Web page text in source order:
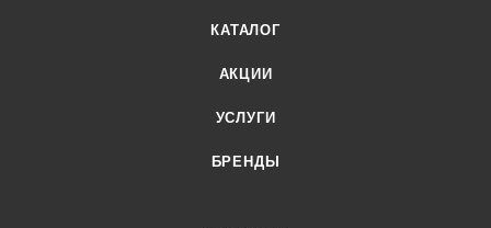
КАТАЛОГ
АКЦИИ
УСЛУГИ
БРЕНДЫ